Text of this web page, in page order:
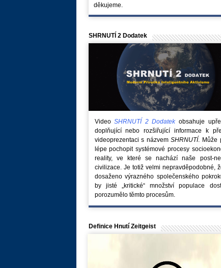
děkujeme.
SHRNUTÍ 2 Dodatek
VideoSHRNUTÍ 2 Dodatekobsahuje
doplňující nebo rozšiřující informace k
videoprezentaci s názvemSHRNUTÍ. Může
lépe pochopit systémové procesy
reality, ve které se nachází naše post-
civilizace. Je totiž velmi nepravděpodobné,
dosaženo výrazného společenského
by jisté „kritické“ množství populace
porozumělo těmto procesům.
Definice Hnutí Zeitgeist